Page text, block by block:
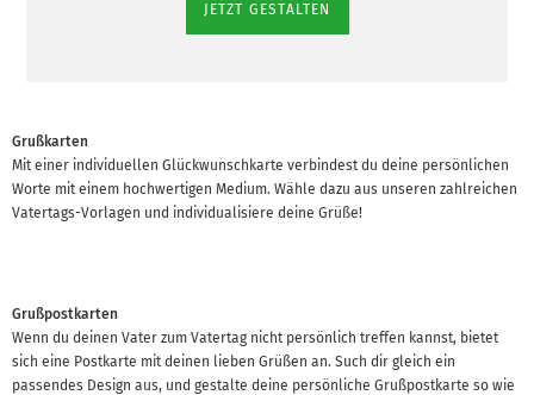
JETZT GESTALTEN
Grußkarten
Mit einer individuellen Glückwunschkarte verbindest du deine persönlichen
Worte mit einem hochwertigen Medium. Wähle dazu aus unseren zahlreichen
Vatertags-Vorlagen und individualisiere deine Grüße!
Grußpostkarten
Wenn du deinen Vater zum Vatertag nicht persönlich treffen kannst, bietet
sich eine Postkarte mit deinen lieben Grüßen an. Such dir gleich ein
passendes Design aus, und gestalte deine persönliche Grußpostkarte so wie